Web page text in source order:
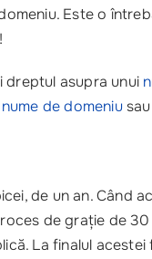
Este o
asupra unui
nume de domeniusau
de un an. Când
de grație de
La finalul